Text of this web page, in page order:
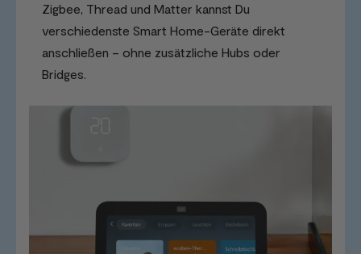
Zigbee, Thread und Matter kannst Du
verschiedenste Smart Home-Geräte direkt
anschließen – ohne zusätzliche Hubs oder
Bridges.